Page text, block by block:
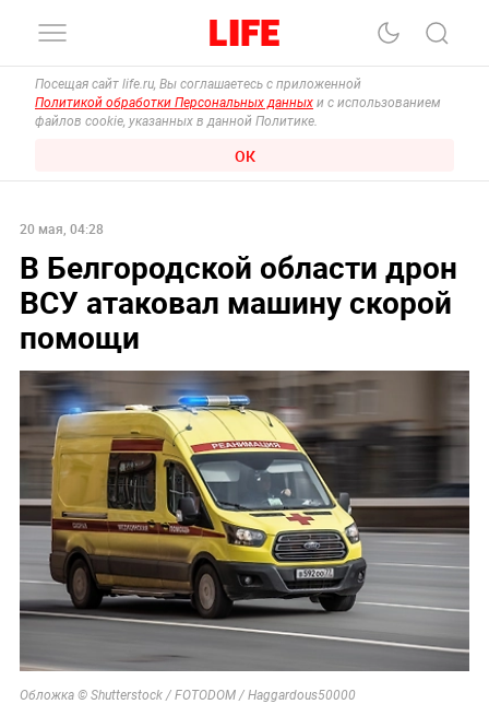
Посещая сайт life.ru, Вы соглашаетесь с приложенной
Политикой обработки Персональных данных и с использованием
файлов cookie, указанных в данной Политике.
ОК
20 мая, 04:28
В Белгородской области дрон
ВСУ атаковал машину скорой
помощи
Обложка © Shutterstock / FOTODOM / Haggardous50000